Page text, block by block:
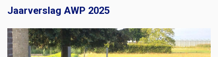
Jaarverslag AWP 2025